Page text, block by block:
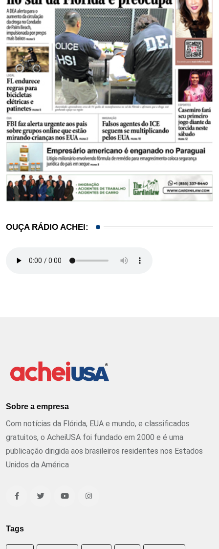
OUÇA RÁDIO ACHEI:
Sobre a empresa
Com notícias da Flórida, EUA e mundo, e classificados
gratuitos, o AcheiUSA foi fundado em 2000 e é uma
publicação dirigida aos brasileiros residentes nos Estados
Unidos da América
Tags